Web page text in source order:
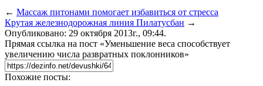
← Массаж питонами помогает избавиться от стресса
Крутая железнодорожная линия Пилатусбан →
Опубликовано: 29 октября 2013г., 09:44.
Прямая ссылка на пост «Уменьшение веса способствует
увеличению числа развратных поклонников»
Похожие посты: